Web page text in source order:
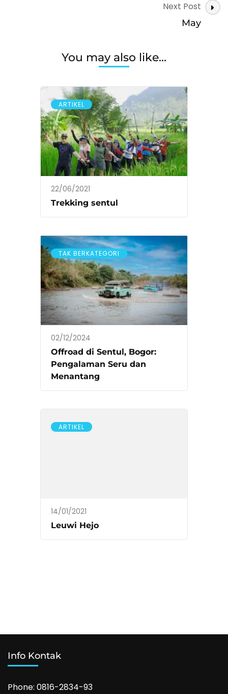
Next Post
May
You may also like...
ARTIKEL
22/06/2021
Trekking sentul
TAK BERKATEGORI
02/12/2024
Offroad di Sentul, Bogor:
Pengalaman Seru dan
Menantang
ARTIKEL
14/01/2021
Leuwi Hejo
Info Kontak
Phone: 0816-2834-93